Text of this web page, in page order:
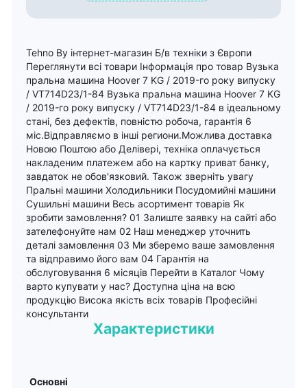
Tehno By інтернет-магазин Б/в техніки з Європи
Переглянути всі товари Інформація про товар Вузька
пральна машина Hoover 7 KG / 2019-го року випуску
/ VT714D23/1-84 Вузька пральна машина Hoover 7 KG
/ 2019-го року випуску / VT714D23/1-84 в ідеальному
стані, без дефектів, повністю робоча, гарантія 6
міс.Відправляємо в інші региони.Можлива доставка
Новою Поштою або Делівері, техніка оплачується
накладеним платежем або на картку приват банку,
завдаток не обов'язковий. Також зверніть увагу
Пральні машини Холодильники Посудомийні машини
Сушильні машини Весь асортимент товарів Як
зробити замовлення? 01 Залиште заявку на сайті або
зателефонуйте нам 02 Наш менеджер уточнить
деталі замовлення 03 Ми зберемо ваше замовлення
та відправимо його вам 04 Гарантія на
обслуговування 6 місяців Перейти в Каталог Чому
варто купувати у нас? Доступна ціна на всю
продукцію Висока якість всіх товарів Професійні
консультанти
Характеристики
Основні